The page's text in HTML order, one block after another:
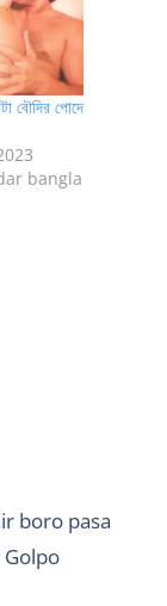
বৌদির পোদে
bangla
boro pasa